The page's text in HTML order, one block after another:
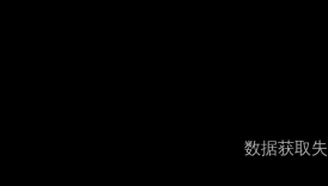
数据获取